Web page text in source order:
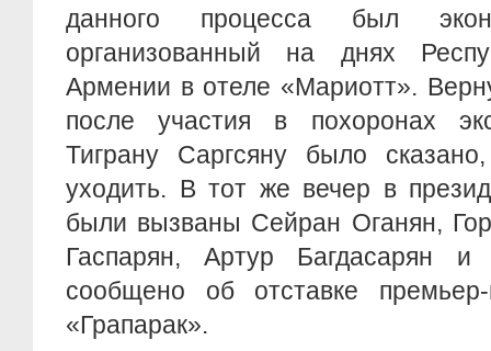
данного процесса был
организованный на днях
Армении в отеле «Мариотт».
после участия в похоронах
Тиграну Саргсяну было
уходить. В тот же вечер в
были вызваны Сейран Оганян,
Гаспарян, Артур Багдасарян
сообщено об отставке
«Грапарак».